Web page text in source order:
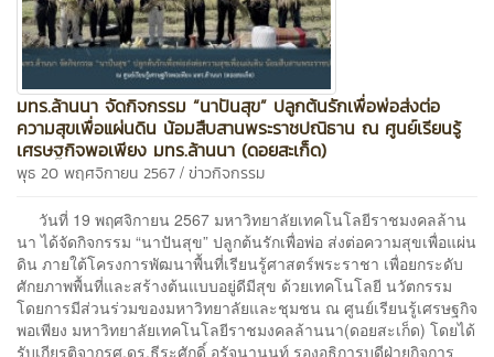
มทร.ล้านนา จัดกิจกรรม “นาปันสุข” ปลูกต้นรักเพื่อพ่อส่งต่อ
ความสุขเพื่อแผ่นดิน น้อมสืบสานพระราชปณิธาน ณ ศูนย์เรียนรู้
เศรษฐกิจพอเพียง มทร.ล้านนา (ดอยสะเก็ด)
พุธ 20 พฤศจิกายน 2567 / ข่าวกิจกรรม
วันที่ 19 พฤศจิกายน 2567 มหาวิทยาลัยเทคโนโลยีราชมงคลล้าน
นา ได้จัดกิจกรรม “นาปันสุข” ปลูกต้นรักเพื่อพ่อ ส่งต่อความสุขเพื่อแผ่น
ดิน ภายใต้โครงการพัฒนาพื้นที่เรียนรู้ศาสตร์พระราชา เพื่อยกระดับ
ศักยภาพพื้นที่และสร้างต้นแบบอยู่ดีมีสุข ด้วยเทคโนโลยี นวัตกรรม
โดยการมีส่วนร่วมของมหาวิทยาลัยและชุมชน ณ ศูนย์เรียนรู้เศรษฐกิจ
พอเพียง มหาวิทยาลัยเทคโนโลยีราชมงคลล้านนา(ดอยสะเก็ด) โดยได้
รับเกียรติจากรศ.ดร.ธีระศักดิ์ อุรัจนานนท์ รองอธิการบดีฝ่ายกิจการ